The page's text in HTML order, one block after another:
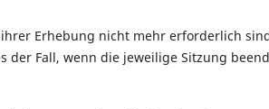
Erhebung nicht mehr erforderlich
der Fall, wenn die jeweilige Sitzung